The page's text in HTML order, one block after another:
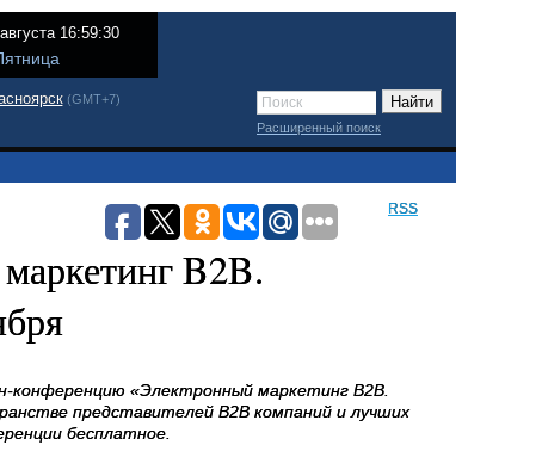
16:59:30
(GMT+7)
Расширенный поиск
RSS
B2B.
конференцию «Электронный маркетинг В2В.
представителей В2В компаний и лучших
бесплатное.